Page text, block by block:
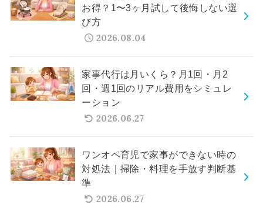
お得？1〜3ヶ月試して後悔しない選
び方
2026.08.04
家事代行は月いくら？月1回・月2
回・週1回のリアル費用をシミュレ
ーション
2026.06.27
ワンオペ育児で家事ができない時の
対処法｜掃除・料理を手放す判断基
準
2026.06.27